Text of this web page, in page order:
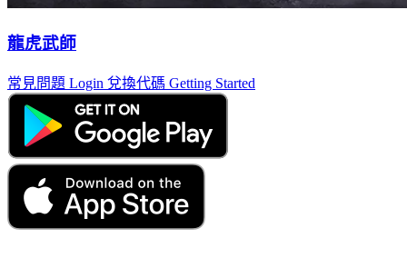
龍虎武師
常見問題 Login 兌換代碼 Getting Started